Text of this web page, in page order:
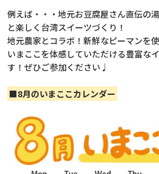
例えば・・・地元お豆腐屋さん直伝の
と楽しく台湾スイーツづくり！
地元農家とコラボ！新鮮なピーマンを
いまここを体感していただける豊富な
す！ぜひご参加ください♩
■8月のいまここカレンダー